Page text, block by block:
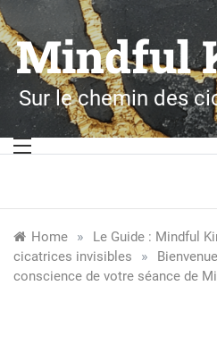
Skip
to
content
Mindful
Sur le chemin des
Home »
Le Guide : Mindful
cicatrices invisibles
»
conscience de votre séance de